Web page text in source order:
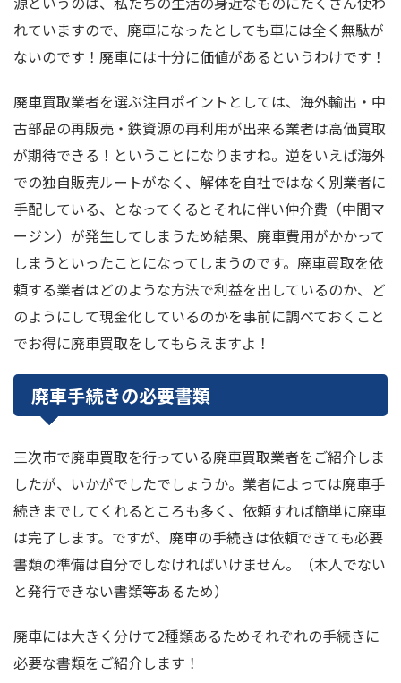
れていますので、廃車になったとしても車には全く無駄が
ないのです！廃車には十分に価値があるというわけです！
廃車買取業者を選ぶ注目ポイントとしては、海外輸出・中
古部品の再販売・鉄資源の再利用が出来る業者は高価買取
が期待できる！ということになりますね。逆をいえば海外
での独自販売ルートがなく、解体を自社ではなく別業者に
手配している、となってくるとそれに伴い仲介費（中間マ
ージン）が発生してしまうため結果、廃車費用がかかって
しまうといったことになってしまうのです。廃車買取を依
頼する業者はどのような方法で利益を出しているのか、ど
のようにして現金化しているのかを事前に調べておくこと
でお得に廃車買取をしてもらえますよ！
廃車手続きの必要書類
三次市で廃車買取を行っている廃車買取業者をご紹介しま
したが、いかがでしたでしょうか。業者によっては廃車手
続きまでしてくれるところも多く、依頼すれば簡単に廃車
は完了します。ですが、廃車の手続きは依頼できても必要
書類の準備は自分でしなければいけません。（本人でない
と発行できない書類等あるため）
廃車には大きく分けて2種類あるためそれぞれの手続きに
必要な書類をご紹介します！